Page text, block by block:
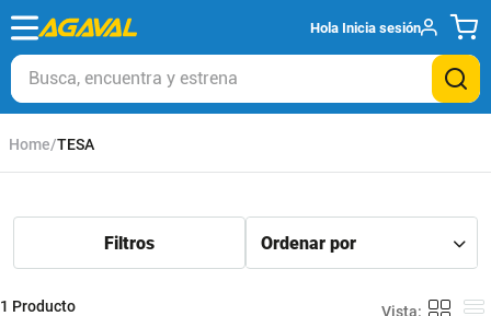
Hola Inicia sesión
Busca, encuentra y estrena
TESA
1 Producto